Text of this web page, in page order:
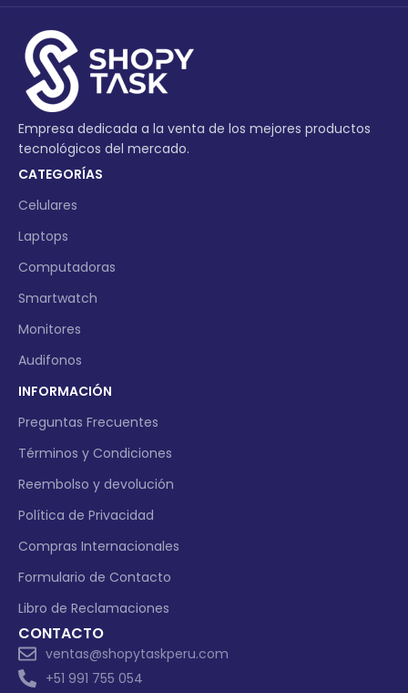
Empresa dedicada a la venta de los mejores productos
tecnológicos del mercado.
CATEGORÍAS
Celulares
Laptops
Computadoras
Smartwatch
Monitores
Audifonos
INFORMACIÓN
Preguntas Frecuentes
Términos y Condiciones
Reembolso y devolución
Política de Privacidad
Compras Internacionales
Formulario de Contacto
Libro de Reclamaciones
CONTACTO
ventas@shopytaskperu.com
+51 991 755 054